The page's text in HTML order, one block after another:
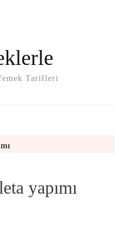
Tarifleri
yapımı